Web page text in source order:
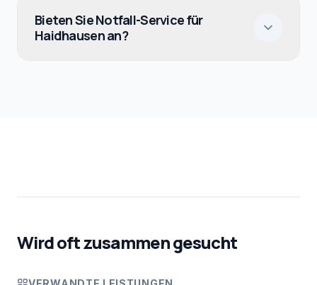
Bieten Sie Notfall-Service für
Haidhausen an?
Wird oft zusammen gesucht